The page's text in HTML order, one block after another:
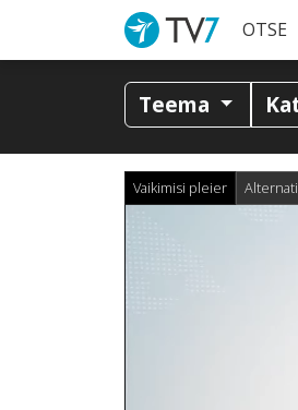
OTSE
Teema
Vaikimisi pleier